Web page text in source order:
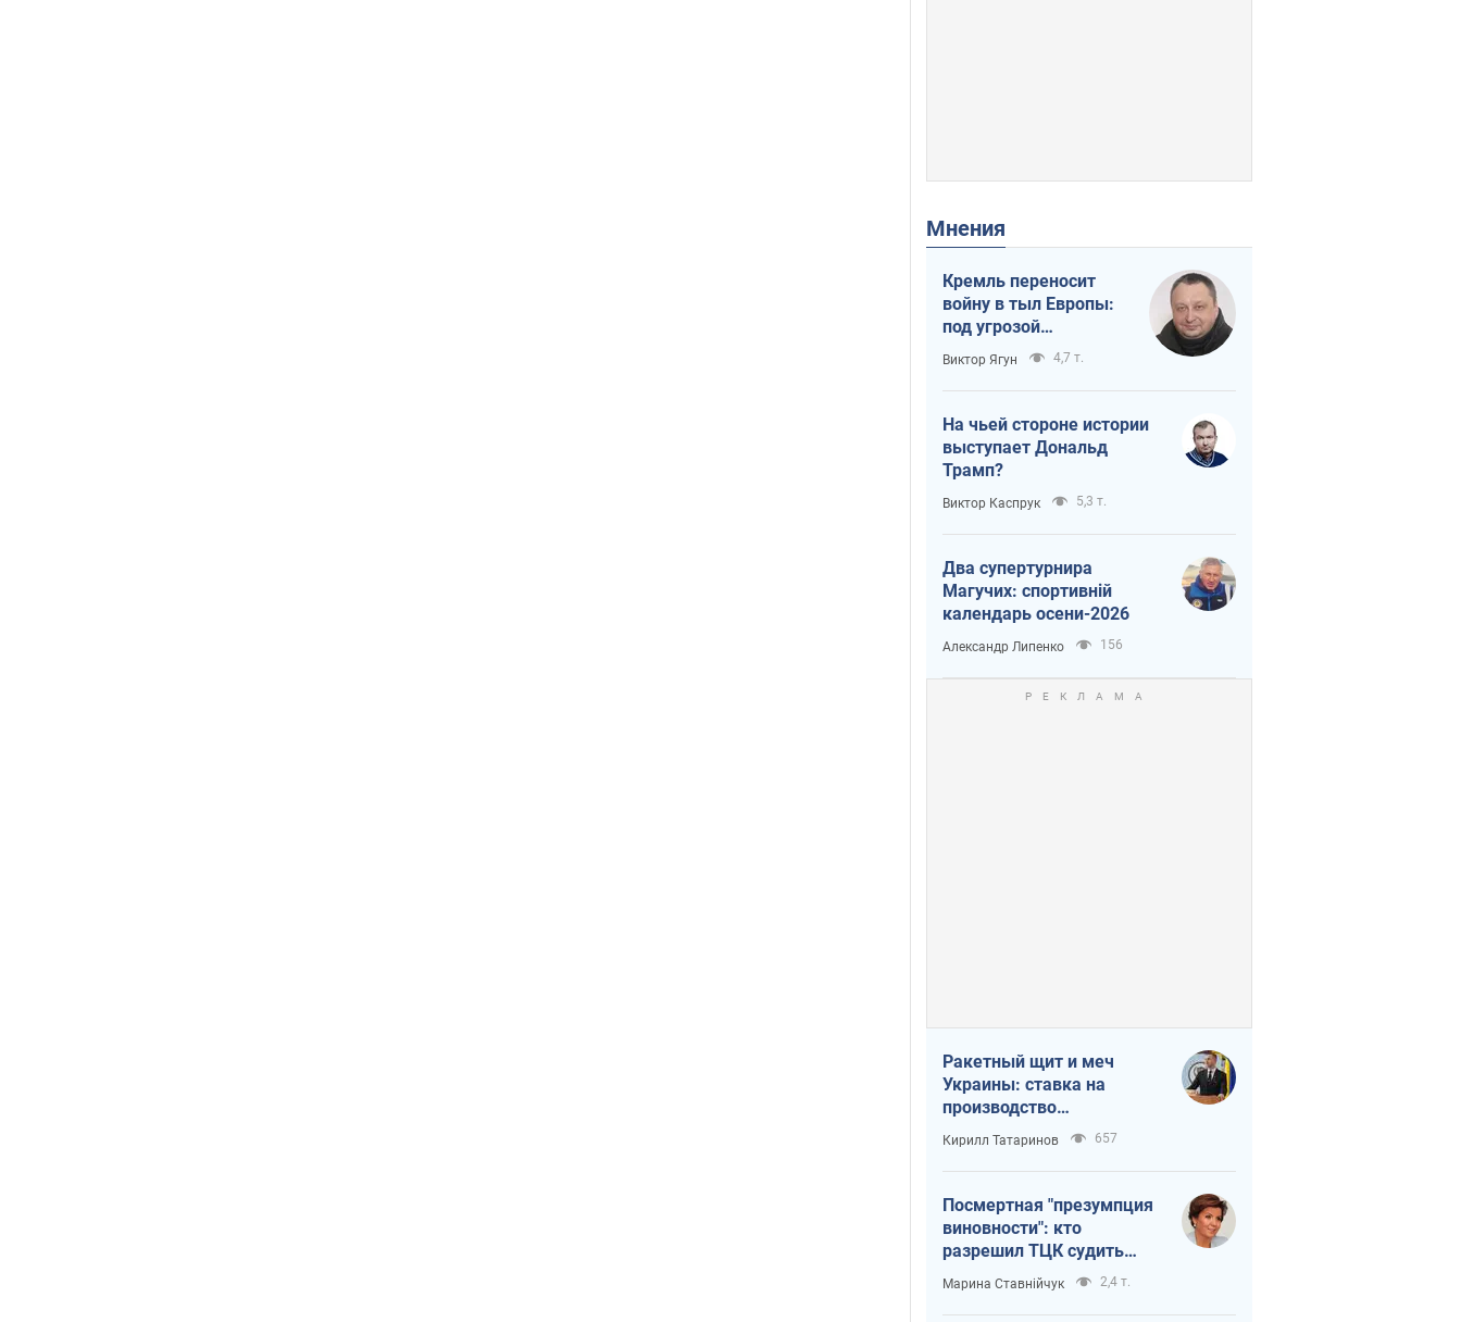
Мнения
Кремль переносит
войну в тыл Европы:
под угрозой
критическая
логистика
Виктор Ягун 4,7 т.
На чьей стороне истории
выступает Дональд
Трамп?
Виктор Каспрук 5,3 т.
Два супертурнира
Магучих: спортивній
календарь осени-2026
Александр Липенко 156
Ракетный щит и меч
Украины: ставка на
производство
собственных ракет
Кирилл Татаринов 657
Посмертная "презумпция
виновности": кто
разрешил ТЦК судить
погибших защитников
Марина Ставнійчук 2,4 т.